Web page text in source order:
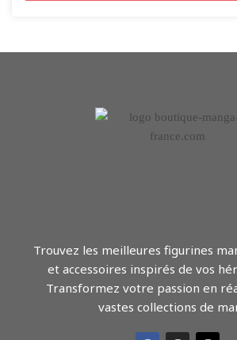
Trouvez les meilleures figurines
et accessoires inspirés de vos
Transformez votre passion en
vastes collections de